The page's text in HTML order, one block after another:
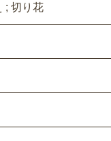
; 切り花